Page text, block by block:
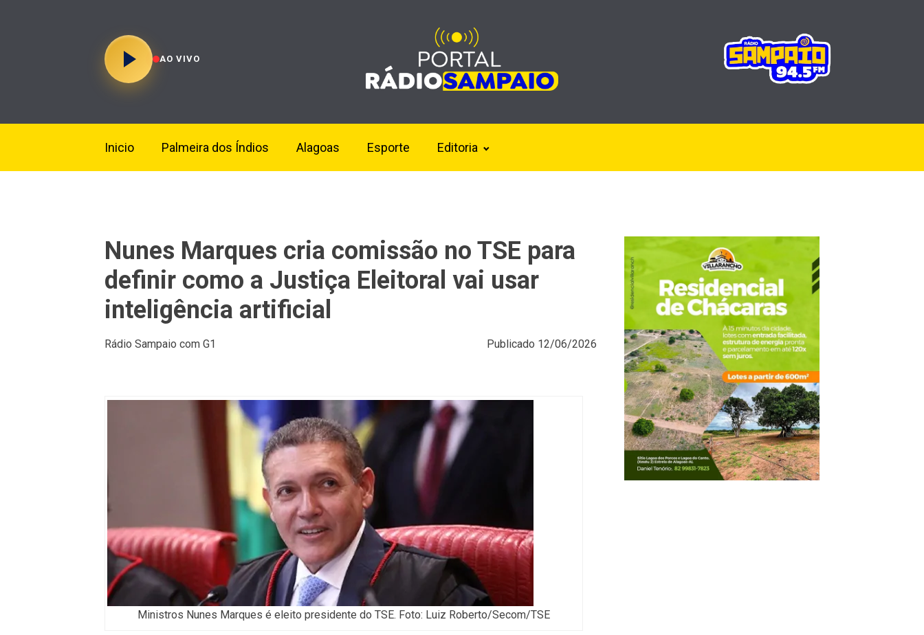
AO VIVO
Inicio Palmeira dos Índios Alagoas Esporte Editoria
Nunes Marques cria comissão no TSE para
definir como a Justiça Eleitoral vai usar
inteligência artificial
Rádio Sampaio com G1 Publicado 12/06/2026
Ministros Nunes Marques é eleito presidente do TSE. Foto: Luiz Roberto/Secom/TSE